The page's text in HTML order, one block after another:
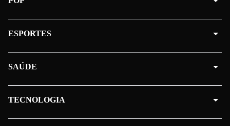
ESPORTES
SAÚDE
TECNOLOGIA